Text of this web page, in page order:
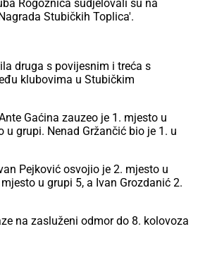
Rogoznica sudjelovali su na
Stubičkih Toplica'.
druga s povijesnim i treća s
klubovima u Stubičkim
Gaćina zauzeo je 1. mjesto u
u grupi. Nenad Gržančić bio je 1. u
Pejković osvojio je 2. mjesto u
u grupi 5, a Ivan Grozdanić 2.
na zasluženi odmor do 8. kolovoza